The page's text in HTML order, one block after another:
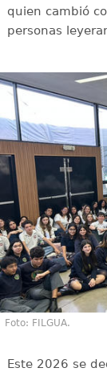
quien cambió
personas
Foto: FILGUA.
Este 2026 se